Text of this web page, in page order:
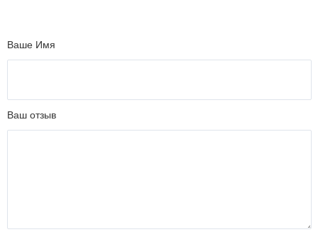
Ваше Имя
Ваш отзыв